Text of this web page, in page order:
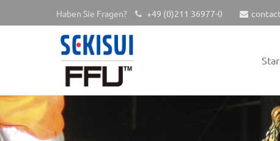
Haben Sie Fragen? +49 (0)211 36977-0